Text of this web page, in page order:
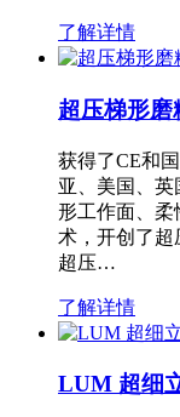
了解详情
超压梯形磨
获得了CE和
亚、美国、
形工作面、柔
术，开创了超
超压…
了解详情
LUM 超细